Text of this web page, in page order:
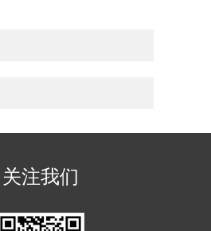
关注我们